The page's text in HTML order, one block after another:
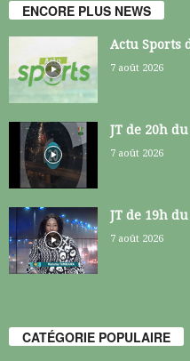
ENCORE PLUS NEWS
Actu Sports
7 août 2026
JT de 20h
7 août 2026
JT de 19h
7 août 2026
CATÉGORIE POPULAIRE